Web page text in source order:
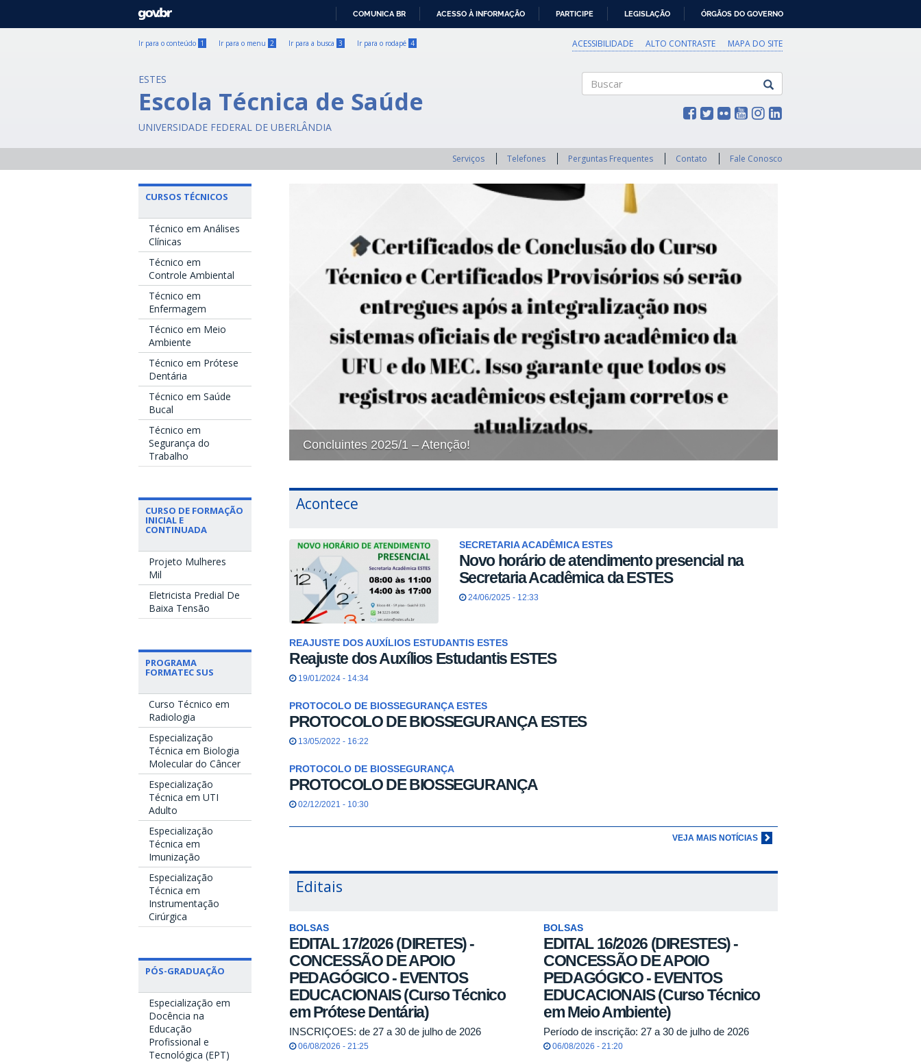
GOVBR
COMUNICA BR ACESSO À INFORMAÇÃO PARTICIPE LEGISLAÇÃO ÓRGÃOS DO GOVERNO
Ir para o conteúdo 1 Ir para o menu 2 Ir para a busca 3 Ir para o rodapé 4 ACESSIBILIDADE ALTO CONTRASTE MAPA DO SITE
ESTES
Escola Técnica de Saúde
UNIVERSIDADE FEDERAL DE UBERLÂNDIA
Serviços Telefones Perguntas Frequentes Contato Fale Conosco
CURSOS TÉCNICOS
Técnico em Análises
Clínicas
Técnico em
Controle Ambiental
Técnico em
Enfermagem
Técnico em Meio
Ambiente
Técnico em Prótese
Dentária
Técnico em Saúde
Bucal
Técnico em
Segurança do
Trabalho
CURSO DE FORMAÇÃO
INICIAL E
CONTINUADA
Projeto Mulheres
Mil
Eletricista Predial De
Baixa Tensão
PROGRAMA
FORMATEC SUS
Curso Técnico em
Radiologia
Especialização
Técnica em Biologia
Molecular do Câncer
Especialização
Técnica em UTI
Adulto
Especialização
Técnica em
Imunização
Especialização
Técnica em
Instrumentação
Cirúrgica
PÓS-GRADUAÇÃO
Especialização em
Docência na
Educação
Profissional e
Tecnológica (EPT)
Concluintes 2025/1 – Atenção!
Acontece
SECRETARIA ACADÊMICA ESTES
Novo horário de atendimento presencial na
Secretaria Acadêmica da ESTES
24/06/2025 - 12:33
REAJUSTE DOS AUXÍLIOS ESTUDANTIS ESTES
Reajuste dos Auxílios Estudantis ESTES
19/01/2024 - 14:34
PROTOCOLO DE BIOSSEGURANÇA ESTES
PROTOCOLO DE BIOSSEGURANÇA ESTES
13/05/2022 - 16:22
PROTOCOLO DE BIOSSEGURANÇA
PROTOCOLO DE BIOSSEGURANÇA
02/12/2021 - 10:30
VEJA MAIS NOTÍCIAS
Editais
BOLSAS
EDITAL 17/2026 (DIRETES) -
CONCESSÃO DE APOIO
PEDAGÓGICO - EVENTOS
EDUCACIONAIS (Curso Técnico
em Prótese Dentária)
INSCRIÇOES: de 27 a 30 de julho de 2026
06/08/2026 - 21:25
BOLSAS
EDITAL 16/2026 (DIRESTES) -
CONCESSÃO DE APOIO
PEDAGÓGICO - EVENTOS
EDUCACIONAIS (Curso Técnico
em Meio Ambiente)
Período de inscrição: 27 a 30 de julho de 2026
06/08/2026 - 21:20